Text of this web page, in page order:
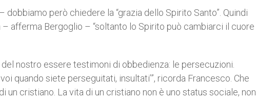
però chiedere la “grazia dello Spirito Santo”. Quindi
– afferma Bergoglio – “soltanto lo Spirito può cambiarci il cuore
nostro essere testimoni di obbedienza: le persecuzioni.
quando siete perseguitati, insultati’”, ricorda Francesco. Che
un cristiano. La vita di un cristiano non è uno status sociale, non